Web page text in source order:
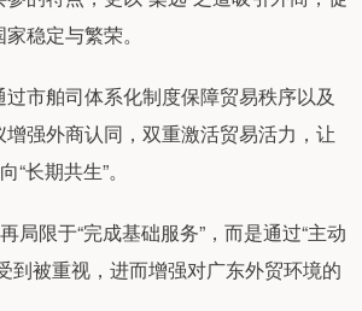
稳定与繁荣。
市舶司体系化制度保障贸易秩序以及
强外商认同，双重激活贸易活力，让
“长期共生”。
局限于“完成基础服务”，而是通过“主动
到被重视，进而增强对广东外贸环境的